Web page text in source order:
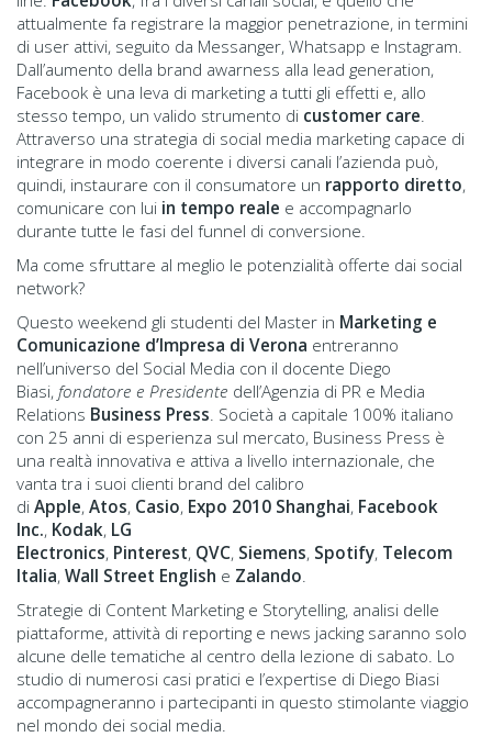
attualmente fa registrare la maggior penetrazione, in termini
di user attivi, seguito da Messanger, Whatsapp e Instagram.
Dall’aumento della brand awarness alla lead generation,
Facebook è una leva di marketing a tutti gli effetti e, allo
stesso tempo, un valido strumento di customer care
Attraverso una strategia di social media marketing capace di
integrare in modo coerente i diversi canali l’azienda può,
quindi, instaurare con il consumatore un rapporto diretto,
comunicare con lui in tempo reale e accompagnarlo
durante tutte le fasi del funnel di conversione.
Ma come sfruttare al meglio le potenzialità offerte dai social
network?
Questo weekend gli studenti del Master in Marketing e
Comunicazione d’Impresa di Verona entreranno
nell’universo del Social Media con il docente Diego
Biasi, fondatore e Presidente dell’Agenzia di PR e Media
Relations Business Press . Società a capitale 100% italiano
con 25 anni di esperienza sul mercato, Business Press è
una realtà innovativa e attiva a livello internazionale, che
vanta tra i suoi clienti brand del calibro
di Apple, Atos, Casio, Expo 2010 Shanghai, Facebook
Inc., Kodak, LG
Electronics, Pinterest, QVC, Siemens, Spotify, Telecom
Italia, Wall Street English e Zalando
Strategie di Content Marketing e Storytelling, analisi delle
piattaforme, attività di reporting e news jacking saranno solo
alcune delle tematiche al centro della lezione di sabato. Lo
studio di numerosi casi pratici e l’expertise di Diego Biasi
accompagneranno i partecipanti in questo stimolante viaggio
nel mondo dei social media.